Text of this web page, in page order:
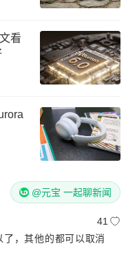
看
@元宝 一起聊新闻
41
，其他的都可以取消